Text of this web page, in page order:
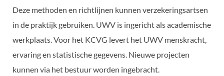
Deze methoden en richtlijnen kunnen verzekeringsartsen
in de praktijk gebruiken. UWV is ingericht als academische
werkplaats. Voor het KCVG levert het UWV menskracht,
ervaring en statistische gegevens. Nieuwe projecten
kunnen via het bestuur worden ingebracht.